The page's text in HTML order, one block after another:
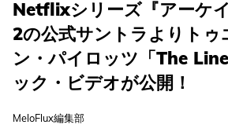
Netflixシリーズ『アーケ
2の公式サントラよりトゥ
ン・パイロッツ「The
ック・ビデオが公開！
MeloFlux編集部